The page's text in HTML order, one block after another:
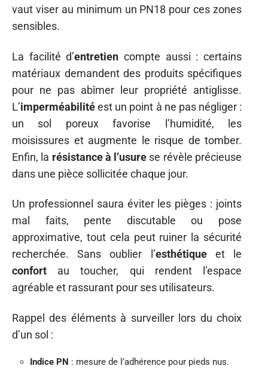
vaut viser au minimum un PN18 pour ces zones
sensibles.
La facilité d’entretien compte aussi : certains
matériaux demandent des produits spécifiques
pour ne pas abîmer leur propriété antiglisse.
L’imperméabilitéest un point à ne pas négliger :
un sol poreux favorise l’humidité, les
moisissures et augmente le risque de tomber.
Enfin, la résistance à l’usure se révèle précieuse
dans une pièce sollicitée chaque jour.
Un professionnel saura éviter les pièges : joints
mal faits, pente discutable ou pose
approximative, tout cela peut ruiner la sécurité
recherchée. Sans oublier l’esthétiqueet le
confort au toucher, qui rendent l’espace
agréable et rassurant pour ses utilisateurs.
Rappel des éléments à surveiller lors du choix
d’un sol :
Indice PN : mesure de l’adhérence pour pieds nus.